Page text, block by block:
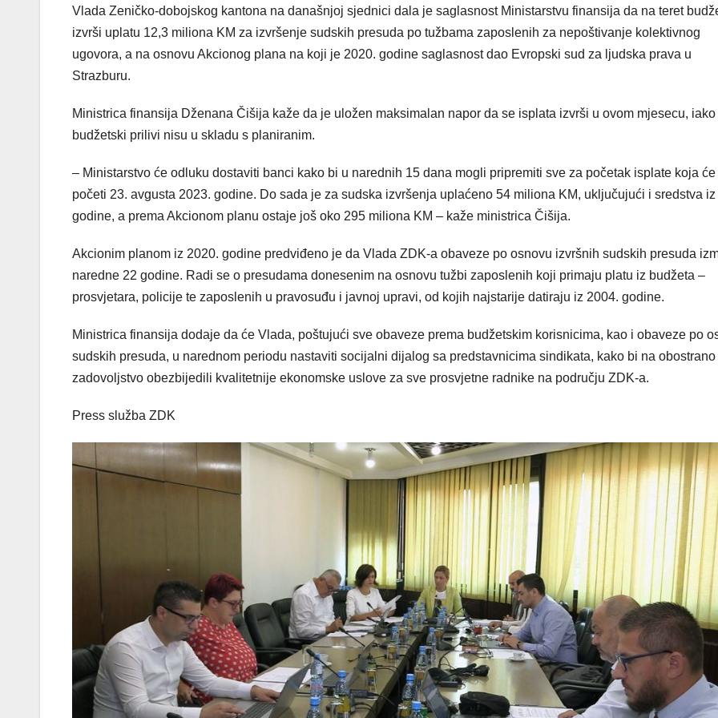
Vlada Zeničko-dobojskog kantona na današnjoj sjednici dala je saglasnost Ministarstvu finansija da na teret
izvrši uplatu 12,3 miliona KM za izvršenje sudskih presuda po tužbama zaposlenih za nepoštivanje kolektivnog
ugovora, a na osnovu Akcionog plana na koji je 2020. godine saglasnost dao Evropski sud za ljudska prava u
Strazburu.
Ministrica finansija Dženana Čišija kaže da je uložen maksimalan napor da se isplata izvrši u ovom mjesecu, iako
budžetski prilivi nisu u skladu s planiranim.
– Ministarstvo će odluku dostaviti banci kako bi u narednih 15 dana mogli pripremiti sve za početak isplate koja će
početi 23. avgusta 2023. godine. Do sada je za sudska izvršenja uplaćeno 54 miliona KM, uključujući i sredstva iz
godine, a prema Akcionom planu ostaje još oko 295 miliona KM – kaže ministrica Čišija.
Akcionim planom iz 2020. godine predviđeno je da Vlada ZDK-a obaveze po osnovu izvršnih sudskih presuda
naredne 22 godine. Radi se o presudama donesenim na osnovu tužbi zaposlenih koji primaju platu iz budžeta –
prosvjetara, policije te zaposlenih u pravosuđu i javnoj upravi, od kojih najstarije datiraju iz 2004. godine.
Ministrica finansija dodaje da će Vlada, poštujući sve obaveze prema budžetskim korisnicima, kao i obaveze po
sudskih presuda, u narednom periodu nastaviti socijalni dijalog sa predstavnicima sindikata, kako bi na obostrano
zadovoljstvo obezbijedili kvalitetnije ekonomske uslove za sve prosvjetne radnike na području ZDK-a.
Press služba ZDK